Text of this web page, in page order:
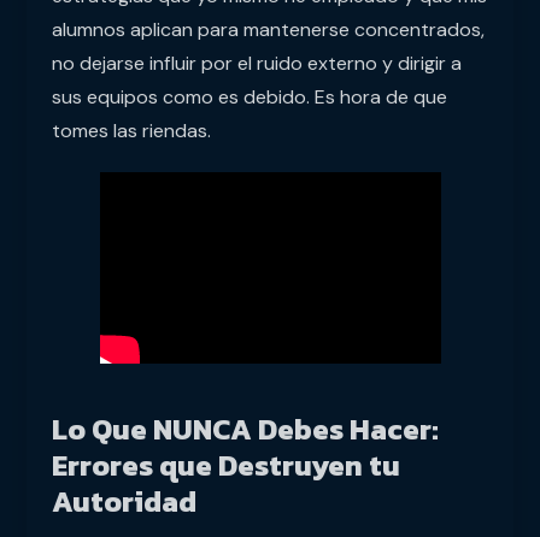
alumnos aplican para mantenerse concentrados,
no dejarse influir por el ruido externo y dirigir a
sus equipos como es debido. Es hora de que
tomes las riendas.
Lo Que NUNCA Debes Hacer:
Errores que Destruyen tu
Autoridad